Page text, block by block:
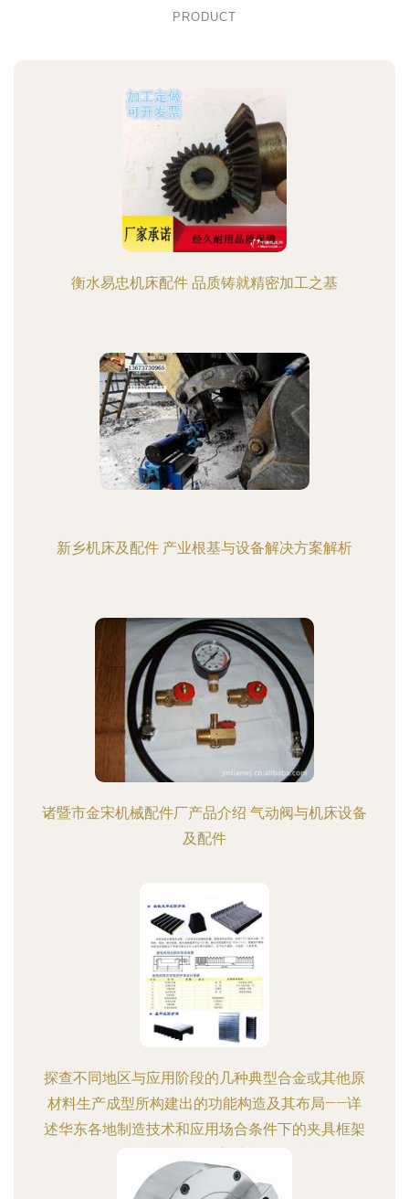
PRODUCT
衡水易忠机床配件 品质铸就精密加工之基
新乡机床及配件 产业根基与设备解决方案解析
诸暨市金宋机械配件厂产品介绍 气动阀与机床设备
及配件
探查不同地区与应用阶段的几种典型合金或其他原
材料生产成型所构建出的功能构造及其布局——详
述华东各地制造技术和应用场合条件下的夹具框架